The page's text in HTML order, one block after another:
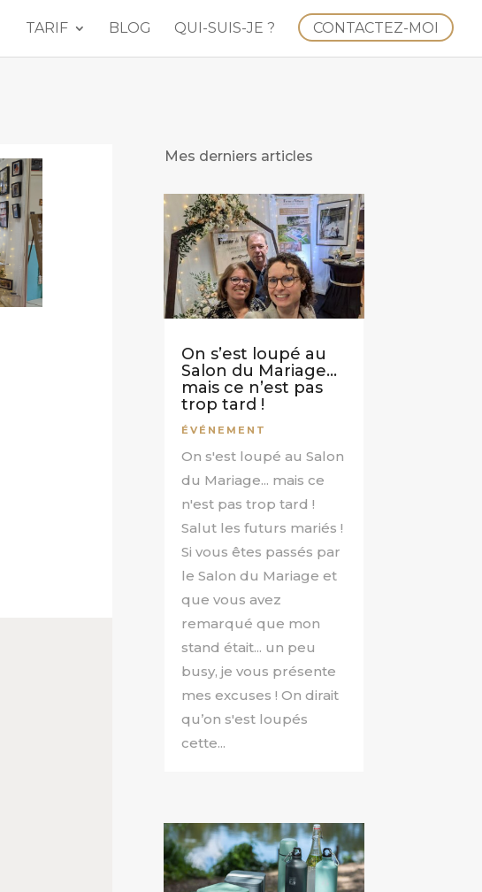
TARIF BLOG QUI-SUIS-JE ? CONTACTEZ-MOI
Mes derniers articles
On s’est loupé au
Salon du Mariage…
mais ce n’est pas
trop tard !
ÉVÉNEMENT
On s'est loupé au Salon
du Mariage... mais ce
n'est pas trop tard !
Salut les futurs mariés !
Si vous êtes passés par
le Salon du Mariage et
que vous avez
remarqué que mon
stand était... un peu
busy, je vous présente
mes excuses ! On dirait
qu’on s'est loupés
cette...